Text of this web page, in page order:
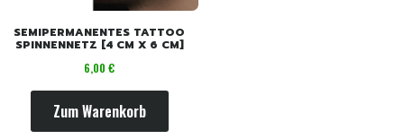
SEMIPERMANENTES TATTOO
SPINNENNETZ [4 CM X 6 CM]
Preis
6,00 €
Zum Warenkorb